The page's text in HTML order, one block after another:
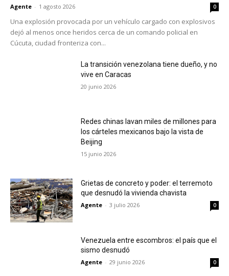
Agente - 1 agosto 2026 0
Una explosión provocada por un vehículo cargado con explosivos
dejó al menos once heridos cerca de un comando policial en
Cúcuta, ciudad fronteriza con...
La transición venezolana tiene dueño, y no
vive en Caracas
20 junio 2026
Redes chinas lavan miles de millones para
los cárteles mexicanos bajo la vista de
Beijing
15 junio 2026
Grietas de concreto y poder: el terremoto
que desnudó la vivienda chavista
Agente - 3 julio 2026 0
Venezuela entre escombros: el país que el
sismo desnudó
Agente - 29 junio 2026 0